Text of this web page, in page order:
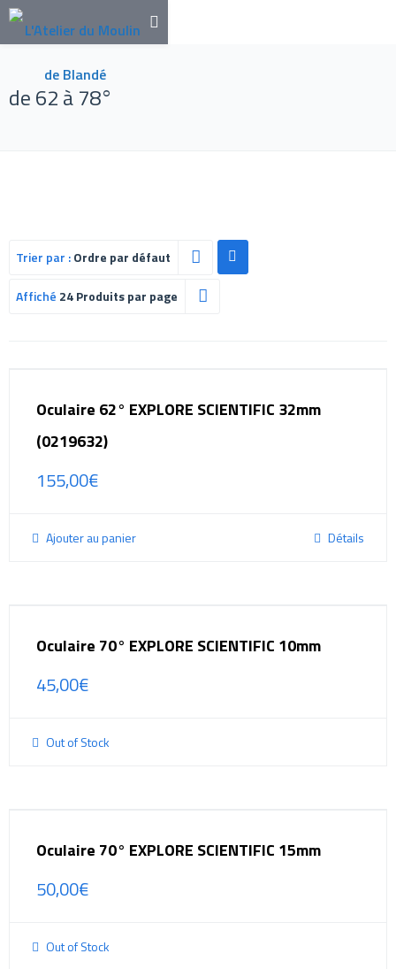
de 62 à 78°
Trier par :Ordre par défaut
Affiché 24 Produits par page
Oculaire 62° EXPLORE SCIENTIFIC 32mm
(0219632)
155,00€
Ajouter au panier Détails
Oculaire 70° EXPLORE SCIENTIFIC 10mm
45,00€
Out of Stock
Oculaire 70° EXPLORE SCIENTIFIC 15mm
50,00€
Out of Stock